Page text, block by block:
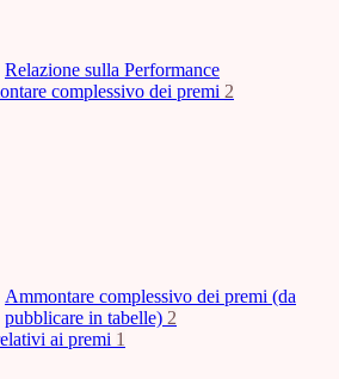
Relazione sulla Performance
complessivo dei premi 2
Ammontare complessivo dei premi (da
pubblicare in tabelle) 2
ai premi 1